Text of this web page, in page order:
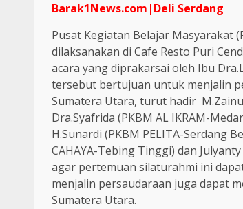
Barak1News.com|Deli Serdang
Pusat Kegiatan Belajar Masyarakat
dilaksanakan di Cafe Resto Puri
acara yang diprakarsai oleh Ibu
tersebut bertujuan untuk menjalin
Sumatera Utara, turut hadir
Dra.Syafrida (PKBM AL IKRAM-
H.Sunardi (PKBM PELITA-Serdang
CAHAYA-Tebing Tinggi) dan
agar pertemuan silaturahmi ini
menjalin persaudaraan juga dapat
Sumatera Utara.